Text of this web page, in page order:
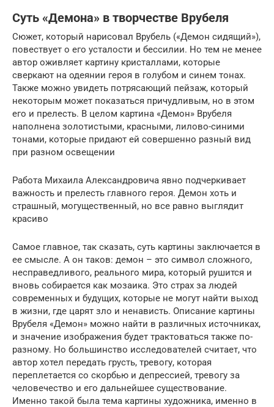
Суть «Демона» в творчестве Врубеля
Сюжет, который нарисовал Врубель («Демон сидящий»),
повествует о его усталости и бессилии. Но тем не менее
автор оживляет картину кристаллами, которые
сверкают на одеянии героя в голубом и синем тонах.
Также можно увидеть потрясающий пейзаж, который
некоторым может показаться причудливым, но в этом
его и прелесть. В целом картина «Демон» Врубеля
наполнена золотистыми, красными, лилово-синими
тонами, которые придают ей совершенно разный вид
при разном освещении
Работа Михаила Александровича явно подчеркивает
важность и прелесть главного героя. Демон хоть и
страшный, могущественный, но все равно выглядит
красиво
Самое главное, так сказать, суть картины заключается в
ее смысле. А он таков: демон – это символ сложного,
несправедливого, реального мира, который рушится и
вновь собирается как мозаика. Это страх за людей
современных и будущих, которые не могут найти выход
в жизни, где царят зло и ненависть. Описание картины
Врубеля «Демон» можно найти в различных источниках,
и значение изображения будет трактоваться также по-
разному. Но большинство исследователей считает, что
автор хотел передать грусть, тревогу, которая
переплетается со скорбью и депрессией, тревогу за
человечество и его дальнейшее существование.
Именно такой была тема картины художника, именно в